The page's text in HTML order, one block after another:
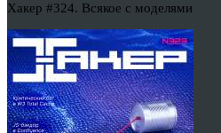
Хакер #324. Всякое с моделями